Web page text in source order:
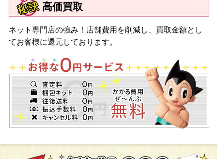
高価買取
ネット専門店の強み！店舗費用を削減し、買取金額とし
てお客様に還元しております。